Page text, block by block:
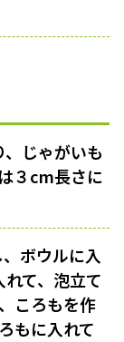
じゃがいも
３cm長さに
ボウルに入
て、泡立て
ころもを作
もに入れて